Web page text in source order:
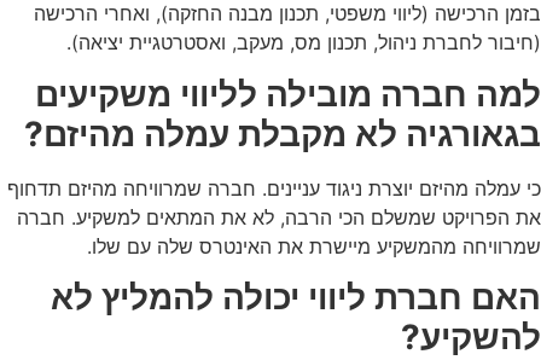
בזמן הרכישה (ליווי משפטי, תכנון מבנה החזקה), ואחרי הרכישה
(חיבור לחברת ניהול, תכנון מס, מעקב, ואסטרטגיית יציאה).
למה חברה מובילה לליווי משקיעים
בגאורגיה לא מקבלת עמלה מהיזם?
כי עמלה מהיזם יוצרת ניגוד עניינים. חברה שמרוויחה מהיזם תדחוף
את הפרויקט שמשלם הכי הרבה, לא את המתאים למשקיע. חברה
שמרוויחה מהמשקיע מיישרת את האינטרס שלה עם שלו.
האם חברת ליווי יכולה להמליץ לא
להשקיע?